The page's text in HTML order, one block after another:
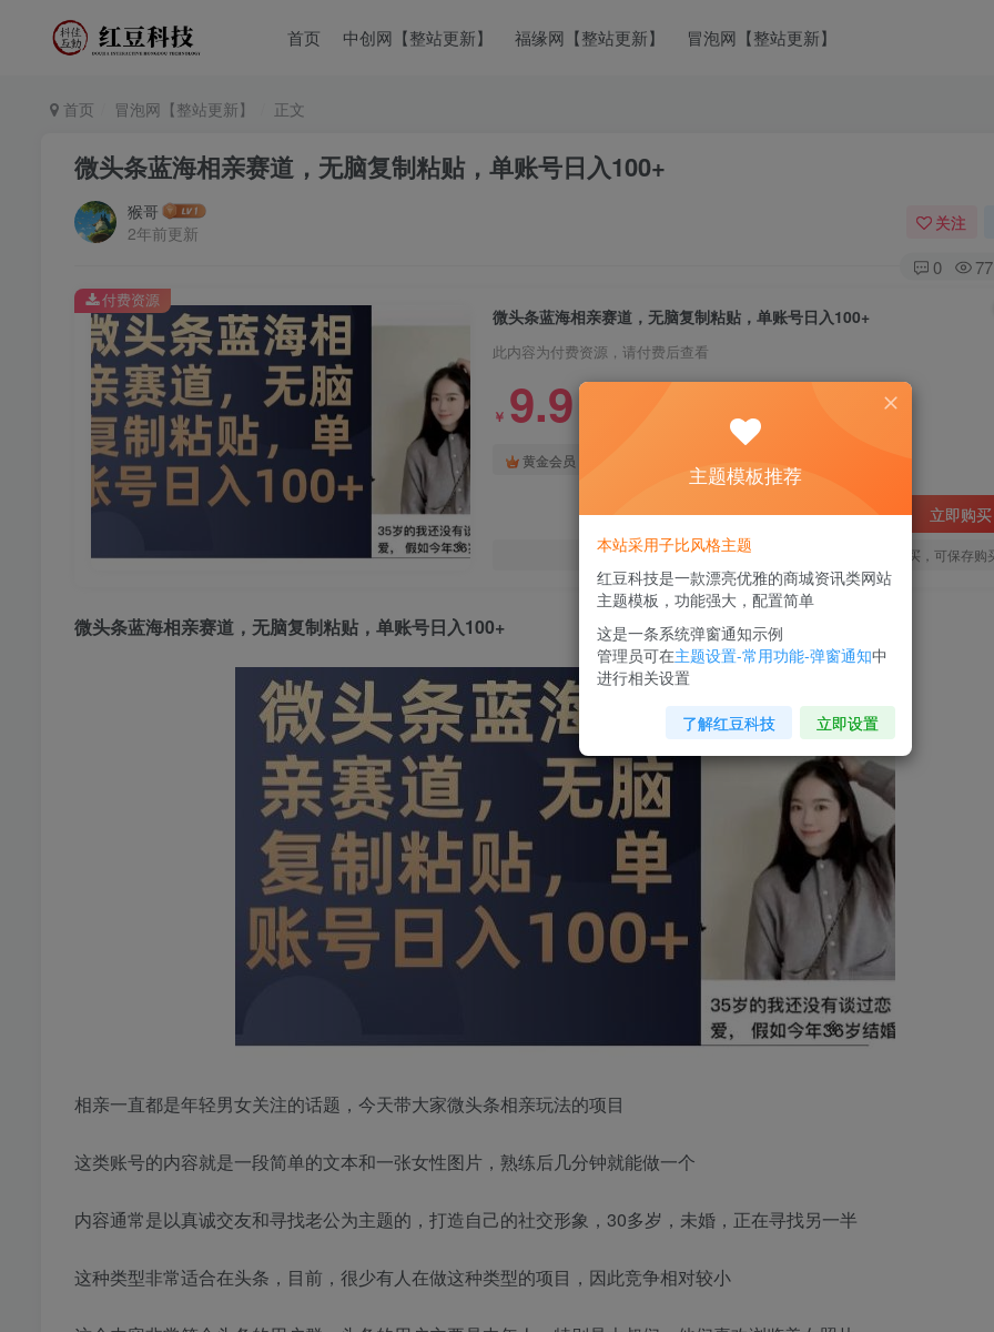
首页 中创网【整站更新】 福缘网【整站更新】 冒泡网【整站更新】
首页 冒泡网【整站更新】 正文
微头条蓝海相亲赛道，无脑复制粘贴，单账号日入100+
猴哥
2年前更新
关注
0 77
微头条蓝海相亲赛道，无脑复制粘贴，单账号日入100+
此内容为付费资源，请付费后查看
￥ 9.9
黄金会员
立即购买
您当前未登录！建议登陆后购买，可保存购
付费资源
微头条蓝海相亲赛道 ，无脑复制粘贴，单账号日入100+
相亲一直都是年轻男女关注的话题，今天带大家微头条相亲玩法的项目
这类账号的内容就是一段简单的文本和一张女性图片，熟练后几分钟就能做一个
内容通常是以真诚交友和寻找老公为主题的，打造自己的社交形象，30多岁，未婚，正在寻找另一半
这种类型非常适合在头条，目前，很少有人在做这种类型的项目，因此竞争相对较小
主题模板推荐
本站采用子比风格主题
红豆科技是一款漂亮优雅的商城资讯类网站
主题模板，功能强大，配置简单
这是一条系统弹窗通知示例
管理员可在主题设置-常用功能-弹窗通知中
进行相关设置
了解红豆科技 立即设置